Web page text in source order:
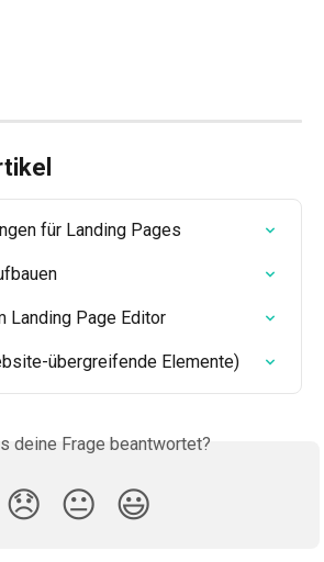
für Landing Pages
Landing Page Editor
übergreifende Elemente)
deine Frage beantwortet?
😞 😐 😃